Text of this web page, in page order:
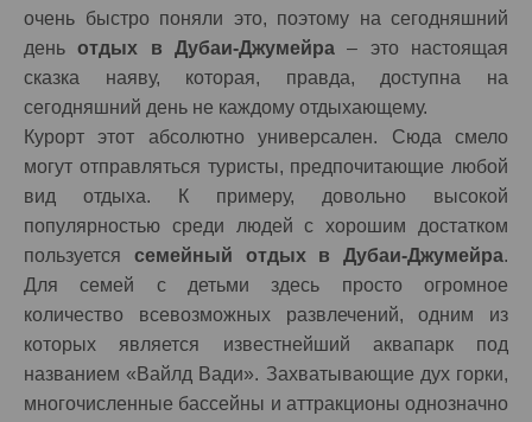
очень быстро поняли это, поэтому на сегодняшний
деньотдых в Дубаи-Джумейра – это настоящая
сказка наяву, которая, правда, доступна на
сегодняшний день не каждому отдыхающему.
Курорт этот абсолютно универсален. Сюда смело
могут отправляться туристы, предпочитающие любой
вид отдыха. К примеру, довольно высокой
популярностью среди людей с хорошим достатком
пользуется семейный отдых в Дубаи-Джумейра.
Для семей с детьми здесь просто огромное
количество всевозможных развлечений, одним из
которых является известнейший аквапарк под
названием «Вайлд Вади». Захватывающие дух горки,
многочисленные бассейны и аттракционы однозначно